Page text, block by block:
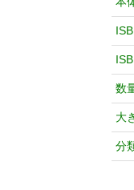
数
大
分